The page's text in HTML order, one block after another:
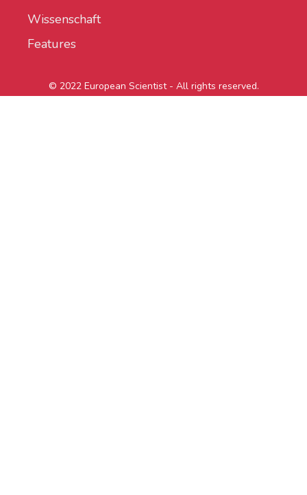
Wissenschaft
Features
© 2022 European Scientist - All rights reserved.